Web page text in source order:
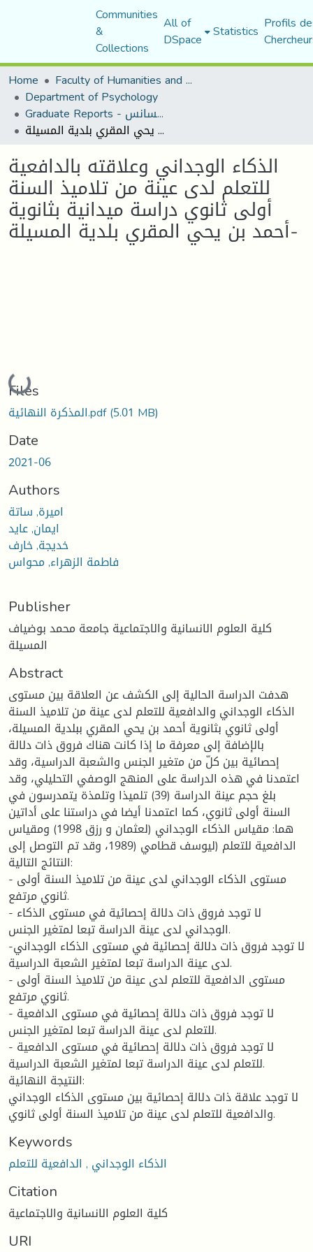
Communities
&
Collections
All of
DSpace Statistics Profils
Home
Faculty of Humanities and Social Sciences
Department of Psychology
Graduate Reports - تقارير الليسانس
الذكاء الوجداني وعلاقته بالدافعية للتعلم لدى عينة من تلاميذ السنة أولى ثانوي دراسة ميدانية بثانوية أحمد بن يحي المقري بلدية المسيلة-
الذكاء الوجداني وعلاقته بالدافعية
للتعلم لدى عينة من تلاميذ السنة
أولى ثانوي دراسة ميدانية بثانوية
أحمد بن يحي المقري بلدية المسيلة-
Loading...
Files
المذكرة النهائية.pdf(5.01 MB)
Date
2021-06
Authors
اميرة, ساتة
ايمان, عايد
خديجة, خارف
فاطمة الزهراء, محواس
Publisher
كلية العلوم الانسانية والاجتماعية جامعة محمد بوضياف
المسيلة
Abstract
هدفت الدراسة الحالية إلى الكشف عن العلاقة بين مستوى
الذكاء الوجداني والدافعية للتعلم لدى عينة من تلاميذ السنة
أولى ثانوي بثانوية أحمد بن يحي المقري ببلدية المسيلة،
بالإضافة إلى معرفة ما إذا كانت هناك فروق ذات دلالة
إحصائية بين كلّ من متغير الجنس والشعبة الدراسية، وقد
اعتمدنا في هذه الدراسة على المنهج الوصفي التحليلي، وقد
بلغ حجم عينة الدراسة (39) تلميذا وتلمذة يتمدرسون في
السنة أولى ثانوي، كما اعتمدنا أيضا في دراستنا على أداتين
هما: مقياس الذكاء الوجداني (لعثمان و رزق 1998) ومقياس
الدافعية للتعلم (ليوسف قطامي (1989، وقد تم التوصل إلى
النتائج التالية:
- مستوى الذكاء الوجداني لدى عينة من تلاميذ السنة أولى
ثانوي مرتفع.
- لا توجد فروق ذات دلالة إحصائية في مستوى الذكاء
الوجداني لدى عينة الدراسة تبعا لمتغير الجنس.
-لا توجد فروق ذات دلالة إحصائية في مستوى الذكاء الوجداني
لدى عينة الدراسة تبعا لمتغير الشعبة الدراسية.
- مستوى الدافعية للتعلم لدى عينة من تلاميذ السنة أولى
ثانوي مرتفع.
- لا توجد فروق ذات دلالة إحصائية في مستوى الدافعية
للتعلم لدى عينة الدراسة تبعا لمتغير الجنس.
- لا توجد فروق ذات دلالة إحصائية في مستوى الدافعية
للتعلم لدى عينة الدراسة تبعا لمتغير الشعبة الدراسية.
النتيجة النهائية:
لا توجد علاقة ذات دلالة إحصائية بين مستوى الذكاء الوجداني
والدافعية للتعلم لدى عينة من تلاميذ السنة أولى ثانوي.
Keywords
الذكاء الوجداني , الدافعية للتعلم
Citation
كلية العلوم الانسانية والاجتماعية
URI